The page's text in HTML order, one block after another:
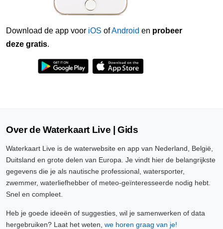
Download de app voor iOS ofAndroid en probeer
deze gratis.
Over de Waterkaart Live | Gids
Waterkaart Live is de waterwebsite en app van Nederland, België,
Duitsland en grote delen van Europa. Je vindt hier de belangrijkste
gegevens die je als nautische professional, watersporter,
zwemmer, waterliefhebber of meteo-geïnteresseerde nodig hebt.
Snel en compleet.
Heb je goede ideeën of suggesties, wil je samenwerken of data
hergebruiken? Laat het weten, we horen graag van je!